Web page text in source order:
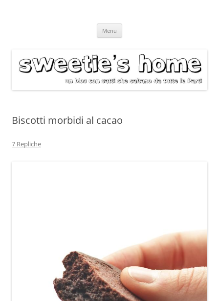
Menu
Biscotti morbidi al cacao
7 Repliche